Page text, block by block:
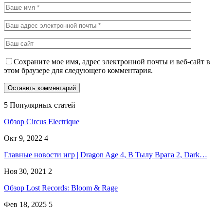
Сохраните мое имя, адрес электронной почты и веб-сайт в
этом браузере для следующего комментария.
5 Популярных статей
Обзор Circus Electrique
Окт 9, 2022 4
Главные новости игр | Dragon Age 4, В Тылу Врага 2, Dark…
Ноя 30, 2021 2
Обзор Lost Records: Bloom & Rage
Фев 18, 2025 5